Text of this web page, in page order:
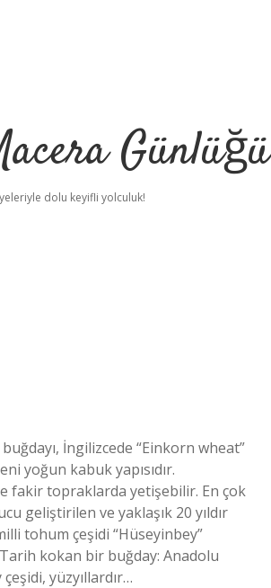
Günlüğü
dolu keyifli yolculuk!
İngilizcede “Einkorn wheat”
yoğun kabuk yapısıdır.
fakir topraklarda yetişebilir. En çok
geliştirilen ve yaklaşık 20 yıldır
tohum çeşidi “Hüseyinbey”
kokan bir buğday: Anadolu
yüzyıllardır…